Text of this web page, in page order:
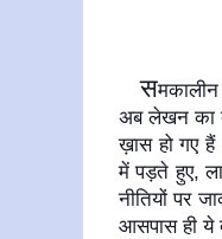
स
अब लेखन का
ख़ास हो गए
में पड़ते हुए,
नीतियों पर
आसपास ही ये